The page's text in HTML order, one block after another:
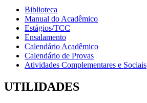
Biblioteca
Manual do Acadêmico
Estágios/TCC
Ensalamento
Calendário Acadêmico
Calendário de Provas
Atividades Complementares e Sociais
UTILIDADES